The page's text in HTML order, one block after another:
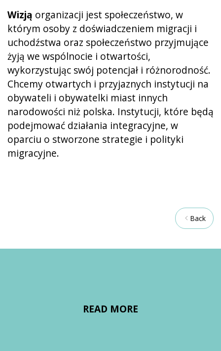
Wizją organizacji jest społeczeństwo, w
którym osoby z doświadczeniem migracji i
uchodźstwa oraz społeczeństwo przyjmujące
żyją we wspólnocie i otwartości,
wykorzystując swój potencjał i różnorodność.
Chcemy otwartych i przyjaznych instytucji na
obywateli i obywatelki miast innych
narodowości niż polska. Instytucji, które będą
podejmować działania integracyjne, w
oparciu o stworzone strategie i polityki
migracyjne.
Back
READ MORE